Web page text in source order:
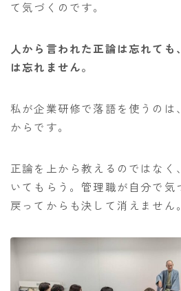
て気づくのです。
人から言われた正論は忘れても
は忘れません。
私が企業研修で落語を使うのは
からです。
正論を上から教えるのではな
いてもらう。管理職が自分で気
戻ってからも決して消えません。